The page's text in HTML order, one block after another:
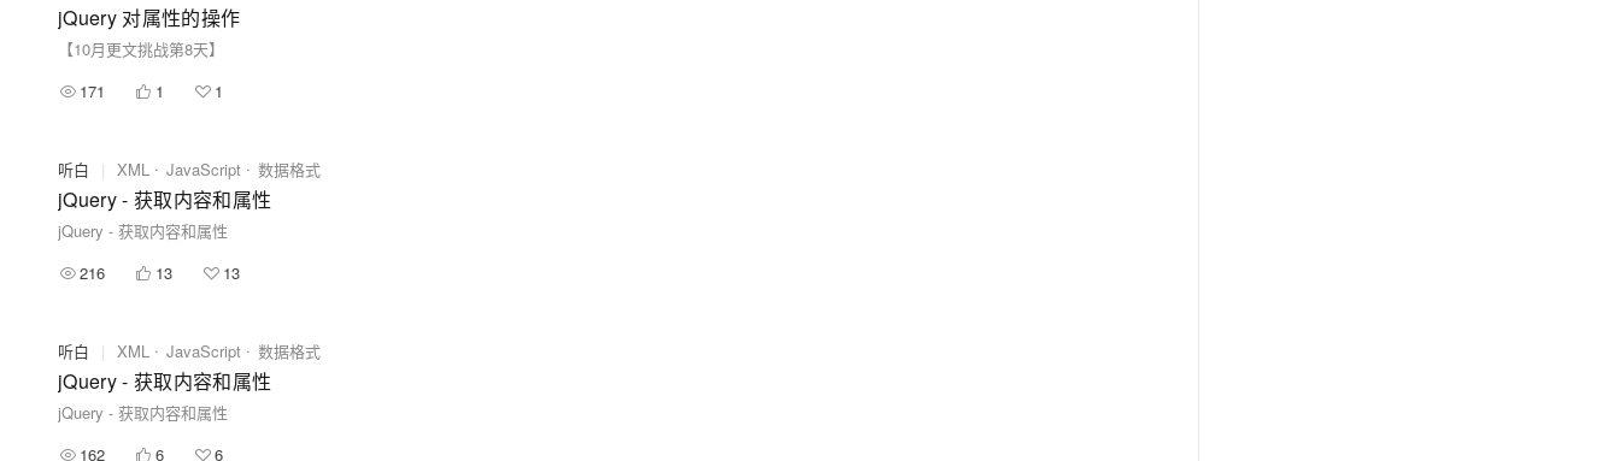
jQuery 对属性的操作
【10月更文挑战第8天】
171
1 1
听白 | XML JavaScript 数据格式
jQuery - 获取内容和属性
jQuery - 获取内容和属性
216
13 13
听白 | XML JavaScript 数据格式
jQuery - 获取内容和属性
jQuery - 获取内容和属性
162
6 6